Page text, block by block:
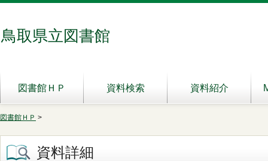
鳥取県立図書館
図書館ＨＰ 資料検索 資料紹介
図書館ＨＰ >
資料詳細